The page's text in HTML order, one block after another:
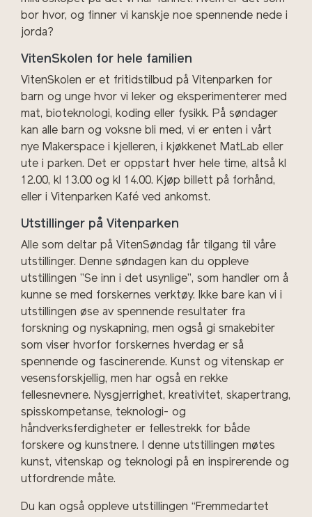
bor hvor, og finner vi kanskje noe spennende nede i
jorda?
VitenSkolen for hele familien
VitenSkolen er et fritidstilbud på Vitenparken for
barn og unge hvor vi leker og eksperimenterer med
mat, bioteknologi, koding eller fysikk. På søndager
kan alle barn og voksne bli med, vi er enten i vårt
nye Makerspace i kjelleren, i kjøkkenet MatLab eller
ute i parken. Det er oppstart hver hele time, altså kl
12.00, kl 13.00 og kl 14.00. Kjøp billett på forhånd,
eller i Vitenparken Kafé ved ankomst.
Utstillinger på Vitenparken
Alle som deltar på VitenSøndag får tilgang til våre
utstillinger. Denne søndagen kan du oppleve
utstillingen ”Se inn i det usynlige”, som handler om å
kunne se med forskernes verktøy. Ikke bare kan vi i
utstillingen øse av spennende resultater fra
forskning og nyskapning, men også gi smakebiter
som viser hvorfor forskernes hverdag er så
spennende og fascinerende. Kunst og vitenskap er
vesensforskjellig, men har også en rekke
fellesnevnere. Nysgjerrighet, kreativitet, skapertrang,
spisskompetanse, teknologi- og
håndverksferdigheter er fellestrekk for både
forskere og kunstnere. I denne utstillingen møtes
kunst, vitenskap og teknologi på en inspirerende og
utfordrende måte.
Du kan også oppleve utstillingen “Fremmedartet